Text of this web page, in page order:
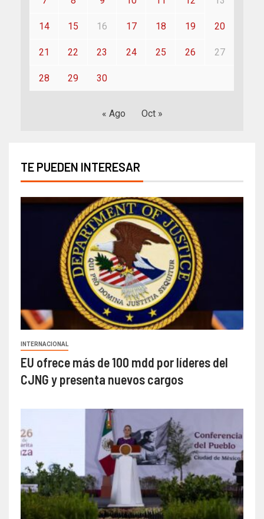
14 15 16 17 18 19 20
21 22 23 24 25 26 27
28 29 30
« Ago Oct »
TE PUEDEN INTERESAR
INTERNACIONAL
EU ofrece más de 100 mdd por líderes del
CJNG y presenta nuevos cargos